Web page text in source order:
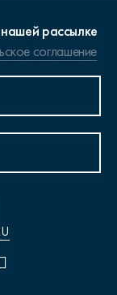
рассылке
соглашение